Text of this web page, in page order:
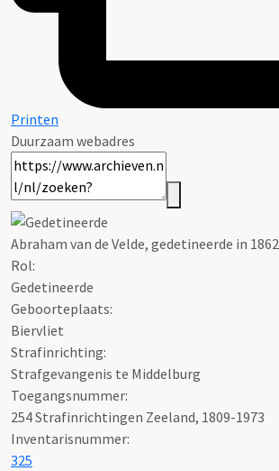
Printen
Duurzaam webadres
Abraham van de Velde, gedetineerde in 1862
Rol:
Gedetineerde
Geboorteplaats:
Biervliet
Strafinrichting:
Strafgevangenis te Middelburg
Toegangsnummer:
254 Strafinrichtingen Zeeland, 1809-1973
Inventarisnummer:
325